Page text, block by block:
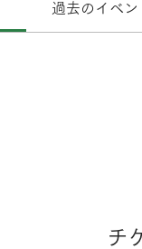
過去のイベン
チ